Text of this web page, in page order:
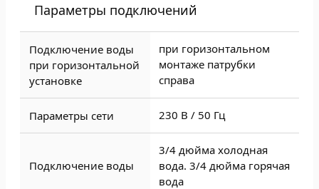
Параметры подключений
Подключение воды
при горизонтальной
установке
при горизонтальном
монтаже патрубки
справа
Параметры сети 230 В / 50 Гц
Подключение воды
3/4 дюйма холодная
вода. 3/4 дюйма горячая
вода